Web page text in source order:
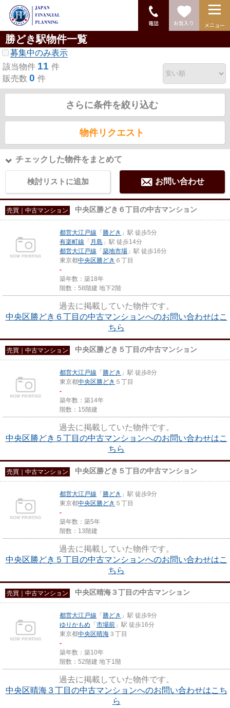
電話 お気入り メニュー
勝どき駅物件一覧
募集中のみ表示
該当物件 11 件
販売数 0 件
さらに条件を絞り込む
物件リクエスト
チェックした物件をまとめて
検討リストに追加 お問い合わせ
売買｜中古マンション 中央区勝どき６丁目の中古マンション
都営大江戸線 「勝どき 」駅 徒歩5分
有楽町線 「 月島 」駅 徒歩14分
都営大江戸線 「築地市場 」駅 徒歩16分
東京都中央区勝どき ６丁目
-
築年数：築18年
階数：58階建 地下2階
過去に掲載していた物件です。
中央区勝どき６丁目の中古マンションへのお問い合わせはこ
ちら
売買｜中古マンション 中央区勝どき５丁目の中古マンション
都営大江戸線 「勝どき 」駅 徒歩8分
東京都中央区勝どき ５丁目
-
築年数：築14年
階数：15階建
過去に掲載していた物件です。
中央区勝どき５丁目の中古マンションへのお問い合わせはこ
ちら
売買｜中古マンション 中央区勝どき５丁目の中古マンション
都営大江戸線 「勝どき 」駅 徒歩9分
東京都中央区勝どき ５丁目
-
築年数：築5年
階数：13階建
過去に掲載していた物件です。
中央区勝どき５丁目の中古マンションへのお問い合わせはこ
ちら
売買｜中古マンション 中央区晴海３丁目の中古マンション
都営大江戸線 「勝どき 」駅 徒歩9分
ゆりかもめ 「市場前 」駅 徒歩16分
東京都中央区晴海 ３丁目
-
築年数：築10年
階数：52階建 地下1階
過去に掲載していた物件です。
中央区晴海３丁目の中古マンションへのお問い合わせはこち
ら